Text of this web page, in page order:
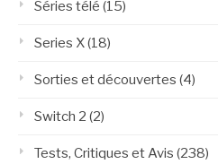
Séries télé (15)
Series X(18)
Sorties et découvertes (4)
Switch 2 (2)
Tests, Critiques et Avis (238)